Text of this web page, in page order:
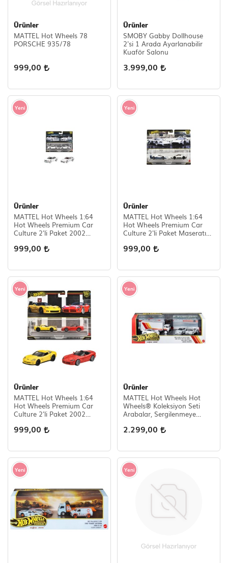
Ürünler
MATTEL Hot Wheels 78
PORSCHE 935/78
999,00
Ürünler
SMOBY Gabby Dollhouse
2'si 1 Arada Ayarlanabilir
Kuaför Salonu
3.999,00
Yeni
Ürünler
MATTEL Hot Wheels 1:64
Hot Wheels Premium Car
Culture 2'li Paket 2002
1989 Toyota Supra
999,00
Yeni
Ürünler
MATTEL Hot Wheels 1:64
Hot Wheels Premium Car
Culture 2'li Paket Maseratı
999,00
Yeni
Ürünler
MATTEL Hot Wheels 1:64
Hot Wheels Premium Car
Culture 2'li Paket 2002
Vıper Srt-10
999,00
Yeni
Ürünler
MATTEL Hot Wheels Hot
Wheels® Koleksiyon Seti
Arabalar, Sergilenmeye
JHW44
2.299,00
Yeni Yeni